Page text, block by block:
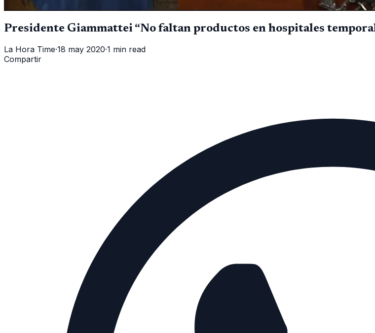
Presidente Giammattei “No faltan productos en hospitales
La Hora Time·18 may 2020·1 min read
Compartir